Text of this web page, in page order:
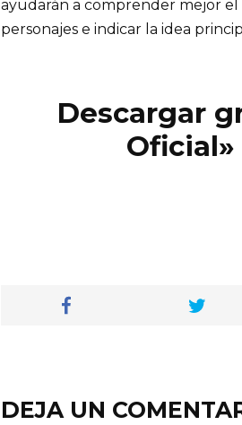
ayudarán a comprender mejor el
personajes e indicar la idea
Descargar
Oficial»
DEJA UN